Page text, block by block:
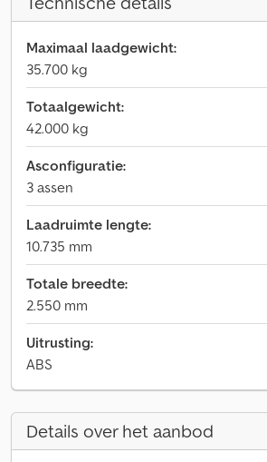
Maximaal laadgewicht:
35.700 kg
Totaalgewicht:
42.000 kg
Asconfiguratie:
3 assen
Laadruimte lengte:
10.735 mm
Totale breedte:
2.550 mm
Uitrusting:
ABS
Details over het aanbod